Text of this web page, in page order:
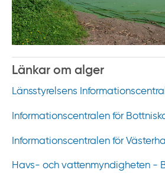
Länkar om alger
Länsstyrelsens
Informationscentralen för
Informationscentralen för
Havs- och vattenmyndigheten -